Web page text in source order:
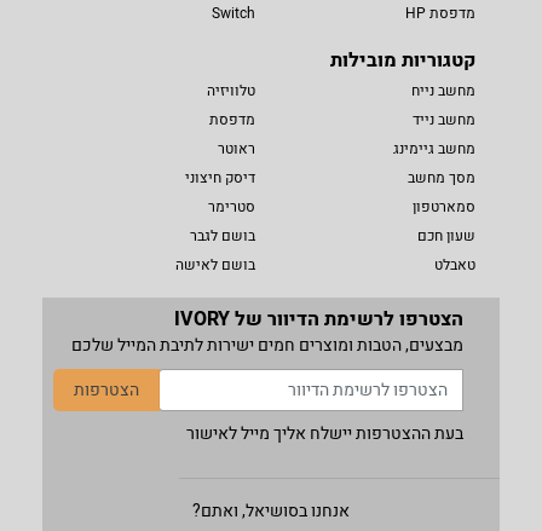
מדפסת HP
Switch
קטגוריות מובילות
מחשב נייח
מחשב נייד
מחשב גיימינג
מסך מחשב
סמארטפון
שעון חכם
טאבלט
טלוויזיה
מדפסת
ראוטר
דיסק חיצוני
סטרימר
בושם לגבר
בושם לאישה
הצטרפו לרשימת הדיוור של IVORY
מבצעים, הטבות ומוצרים חמים ישירות לתיבת המייל שלכם
הצטרפות
בעת ההצטרפות יישלח אליך מייל לאישור
אנחנו בסושיאל, ואתם?